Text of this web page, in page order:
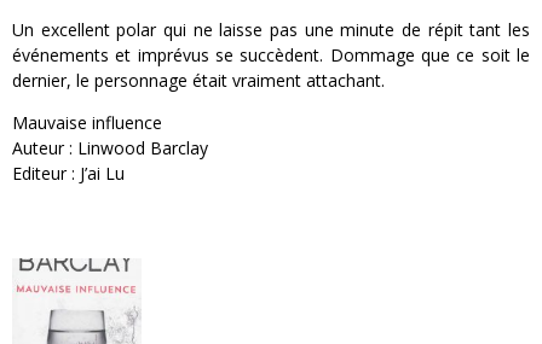
Un excellent polar qui ne laisse pas une minute de répit tant les
événements et imprévus se succèdent. Dommage que ce soit le
dernier, le personnage était vraiment attachant.
Mauvaise influence
Auteur : Linwood Barclay
Editeur : J’ai Lu